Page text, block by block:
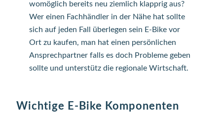
womöglich bereits neu ziemlich klapprig aus?
Wer einen Fachhändler in der Nähe hat sollte
sich auf jeden Fall überlegen sein E-Bike vor
Ort zu kaufen, man hat einen persönlichen
Ansprechpartner falls es doch Probleme geben
sollte und unterstütz die regionale Wirtschaft.
Wichtige E-Bike Komponenten